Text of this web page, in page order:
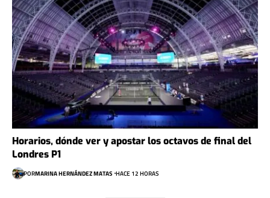
Horarios, dónde ver y apostar los octavos de final del
Londres P1
PORMARINA HERNÁNDEZ MATAS HACE 12 HORAS